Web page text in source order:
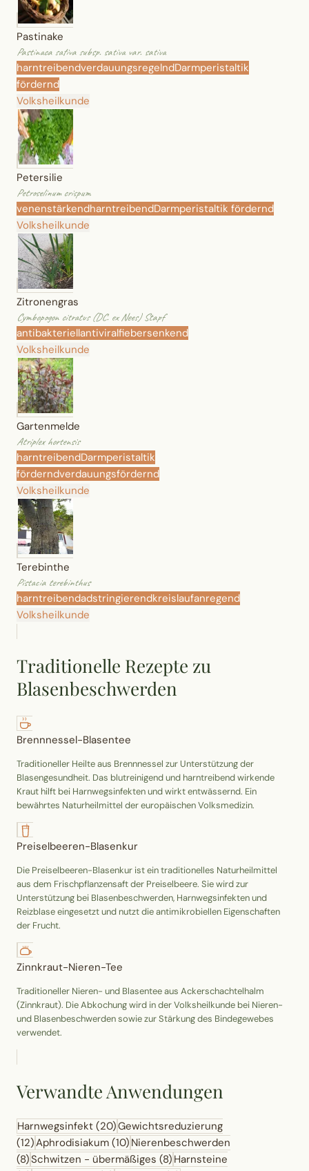
Pastinake
Pastinaca sativa subsp. sativa var. sativa
harntreibendverdauungsregelndDarmperistaltik
fördernd
Volksheilkunde
Petersilie
Petroselinum crispum
venenstärkendharntreibendDarmperistaltik fördernd
Volksheilkunde
Zitronengras
Cymbopogon citratus (DC. ex Nees) Stapf
antibakteriellantiviralfiebersenkend
Volksheilkunde
Gartenmelde
Atriplex hortensis
harntreibendDarmperistaltik
förderndverdauungsfördernd
Volksheilkunde
Terebinthe
Pistacia terebinthus
harntreibendadstringierendkreislaufanregend
Volksheilkunde
Traditionelle Rezepte zu
Blasenbeschwerden
Brennnessel-Blasentee
Traditioneller Heilte aus Brennnessel zur Unterstützung der
Blasengesundheit. Das blutreinigend und harntreibend wirkende
Kraut hilft bei Harnwegsinfekten und wirkt entwässernd. Ein
bewährtes Naturheilmittel der europäischen Volksmedizin.
Preiselbeeren-Blasenkur
Die Preiselbeeren-Blasenkur ist ein traditionelles Naturheilmittel
aus dem Frischpflanzensaft der Preiselbeere. Sie wird zur
Unterstützung bei Blasenbeschwerden, Harnwegsinfekten und
Reizblase eingesetzt und nutzt die antimikrobiellen Eigenschaften
der Frucht.
Zinnkraut-Nieren-Tee
Traditioneller Nieren- und Blasentee aus Ackerschachtelhalm
(Zinnkraut). Die Abkochung wird in der Volksheilkunde bei Nieren-
und Blasenbeschwerden sowie zur Stärkung des Bindegewebes
verwendet.
Verwandte Anwendungen
Harnwegsinfekt (20)Gewichtsreduzierung
(12)Aphrodisiakum (10) Nierenbeschwerden
(8)Schwitzen - übermäßiges (8) Harnsteine